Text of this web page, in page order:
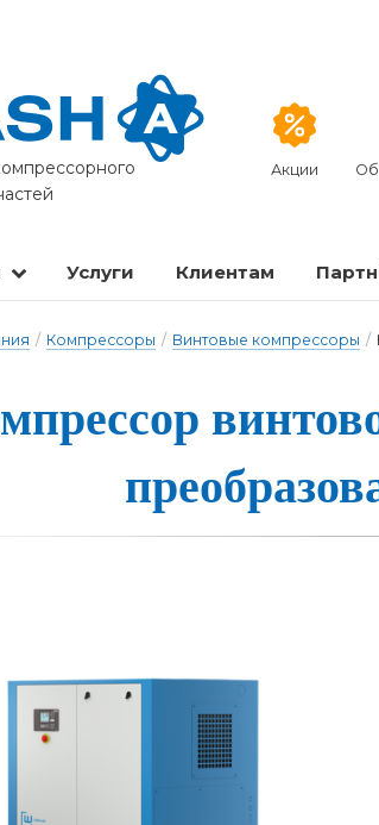
Акции
Услуги Клиентам
/ Компрессоры / Винтовые компрессоры /